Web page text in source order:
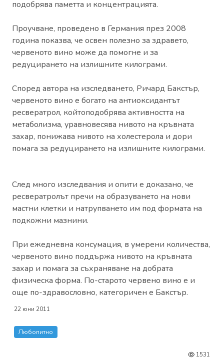
подобрява паметта и концентрацията.
Проучване, проведено в Германия през 2008
година показва, че освен полезно за здравето,
червеното вино може да помогне и за
редуцирането на излишните килограми.
Според автора на изследването, Ричард Бакстър,
червеното вино е богато на антиоксидантът
ресвератрол, койтоподобрява активността на
метаболизма, уравновесява нивото на кръвната
захар, понижава нивото на холестерола и дори
помага за редуцирането на излишните килограми.
След много изследвания и опити е доказано, че
ресвератролът пречи на образуването на нови
мастни клетки и натрупването им под формата на
подкожни мазнини.
При ежедневна консумация, в умерени количества,
червеното вино поддържа нивото на кръвната
захар и помага за съхраняване на добрата
физическа форма. По-старото червено вино е и
още по-здравословно, категоричен е Бакстър.
22 юни 2011
Любопитно
1531